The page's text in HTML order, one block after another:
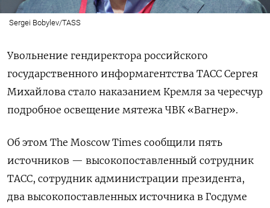
Sergei Bobylev/TASS
Увольнение гендиректора российского
государственного информагентства ТАСС Сергея
Михайлова стало наказанием Кремля за чересчур
подробное освещение мятежа ЧВК «Вагнер».
Об этом The Moscow Times сообщили пять
источников — высокопоставленный сотрудник
ТАСС, сотрудник администрации президента,
два высокопоставленных источника в Госдуме